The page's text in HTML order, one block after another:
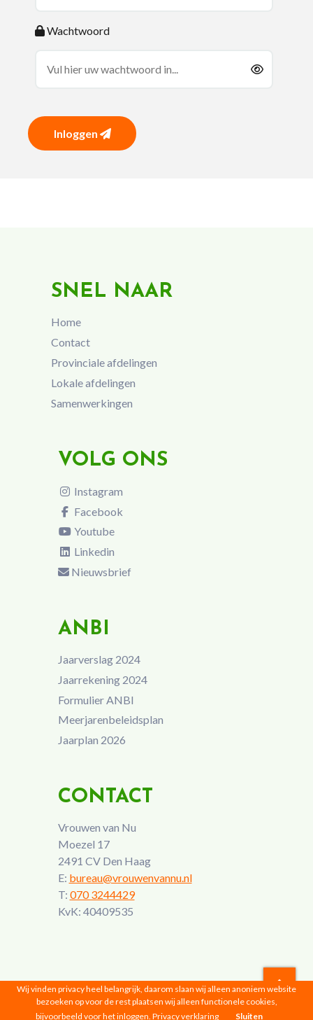
Wachtwoord
Inloggen
SNEL NAAR
Home
Contact
Provinciale afdelingen
Lokale afdelingen
Samenwerkingen
VOLG ONS
Instagram
Facebook
Youtube
Linkedin
Nieuwsbrief
ANBI
Jaarverslag 2024
Jaarrekening 2024
Formulier ANBI
Meerjarenbeleidsplan
Jaarplan 2026
CONTACT
Vrouwen van Nu
Moezel 17
2491 CV Den Haag
E: bureau@vrouwenvannu.nl
T: 070 3244429
KvK: 40409535
Vrouwen van Nu © 2026 |Privacyverklaring
Wij vinden privacy heel belangrijk, daarom slaan wij alleen anoniem website
bezoeken op voor de rest plaatsen wij alleen functionele cookies,
bijvoorbeeld voor het inloggen. Privacy verklaring Sluiten